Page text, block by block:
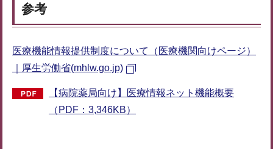
参考
医療機能情報提供制度について（医療機関向けページ）
｜厚生労働省(mhlw.go.jp)
【病院薬局向け】医療情報ネット機能概要
（PDF：3,346KB）